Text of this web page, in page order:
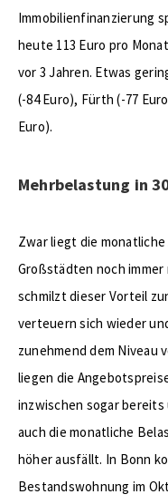
Immobilienfinanzierung
heute 113 Euro pro
vor 3 Jahren. Etwas
(-84 Euro), Fürth (-77
Euro).
Mehrbelastung in
Zwar liegt die
Großstädten noch immer
schmilzt dieser Vorteil
verteuern sich wieder
zunehmend dem Niveau
liegen die
inzwischen sogar bereits
auch die monatliche
höher ausfällt. In Bonn
Bestandswohnung im